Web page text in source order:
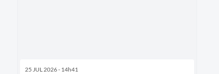
25 JUL 2026 - 14h41